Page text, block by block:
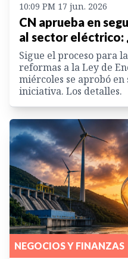
10:09 PM 17 jun. 2026
CN aprueba en
al sector eléctrico:
Sigue el proceso para
reformas a la Ley de
miércoles se aprobó
iniciativa. Los detalles.
NEGOCIOS Y FINANZAS